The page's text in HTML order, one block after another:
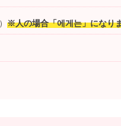
※人の場合「에게는」になり